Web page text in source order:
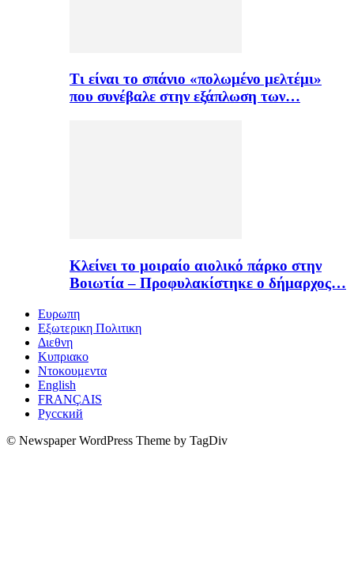
Τι είναι το σπάνιο «πολωμένο μελτέμι»
που συνέβαλε στην εξάπλωση των…
Κλείνει το μοιραίο αιολικό πάρκο στην
Βοιωτία – Προφυλακίστηκε ο δήμαρχος…
Ευρωπη
Εξωτερικη Πολιτικη
Διεθνη
Κυπριακο
Ντοκουμεντα
English
FRANÇAIS
Русский
© Newspaper WordPress Theme by TagDiv